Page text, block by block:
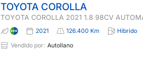
TOYOTA COROLLA
TOYOTA COROLLA 2021 1.8 98CV
2021 126.400 Km Híbrido
Vendido por: Autollano